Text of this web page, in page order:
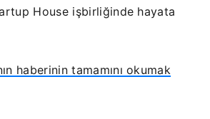
House işbirliğinde hayata
haberinin tamamını okumak